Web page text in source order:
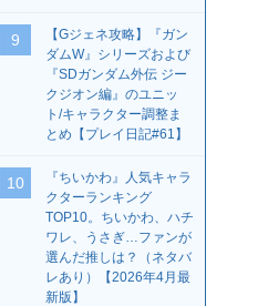
9
【Gジェネ攻略】『ガン
ダムW』シリーズおよび
『SDガンダム外伝 ジー
クジオン編』のユニッ
ト/キャラクター調整ま
とめ【プレイ日記#61】
10
『ちいかわ』人気キャラ
クターランキング
TOP10。ちいかわ、ハチ
ワレ、うさぎ…ファンが
選んだ推しは？（ネタバ
レあり）【2026年4月最
新版】